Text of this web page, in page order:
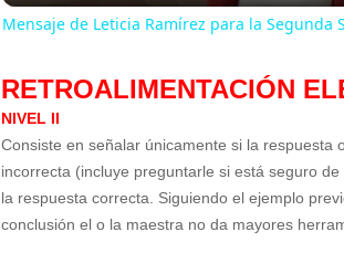
Mensaje de Leticia Ramírez para la Segunda
RETROALIMENTACIÓN
NIVEL II
Consiste en señalar únicamente si la
incorrecta (incluye preguntarle si está seguro
la respuesta correcta. Siguiendo el ejemplo
conclusión el o la maestra no da mayores